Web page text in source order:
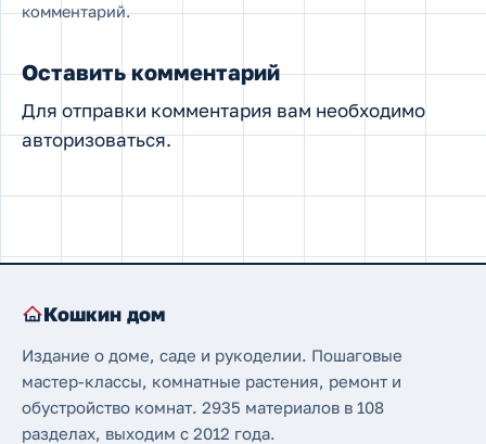
комментарий.
Оставить комментарий
Для отправки комментария вам необходимо
авторизоваться.
Кошкин дом
Издание о доме, саде и рукоделии. Пошаговые
мастер-классы, комнатные растения, ремонт и
обустройство комнат. 2935 материалов в 108
разделах, выходим с 2012 года.